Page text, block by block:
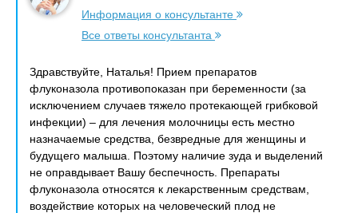
Информация о консультанте
Все ответы консультанта
Здравствуйте, Наталья! Прием препаратов
флуконазола противопоказан при беременности (за
исключением случаев тяжело протекающей грибковой
инфекции) – для лечения молочницы есть местно
назначаемые средства, безвредные для женщины и
будущего малыша. Поэтому наличие зуда и выделений
не оправдывает Вашу беспечность. Препараты
флуконазола относятся к лекарственным средствам,
воздействие которых на человеческий плод не